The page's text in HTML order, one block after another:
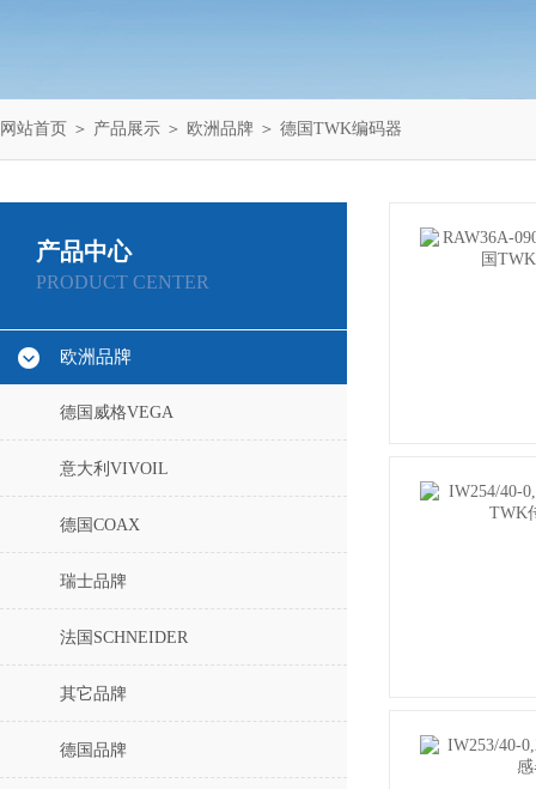
网站首页 ＞ 产品展示 ＞ 欧洲品牌 ＞ 德国TWK编码器
产品中心
PRODUCT CENTER
欧洲品牌
德国威格VEGA
意大利VIVOIL
德国COAX
瑞士品牌
法国SCHNEIDER
其它品牌
德国品牌